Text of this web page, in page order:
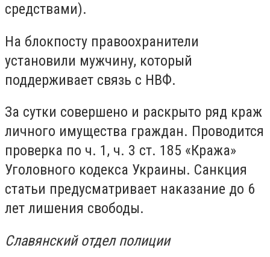
средствами).
На блокпосту правоохранители
установили мужчину, который
поддерживает связь с НВФ.
За сутки совершено и раскрыто ряд краж
личного имущества граждан. Проводится
проверка по ч. 1, ч. 3 ст. 185 «Кража»
Уголовного кодекса Украины. Санкция
статьи предусматривает наказание до 6
лет лишения свободы.
Славянский отдел полиции